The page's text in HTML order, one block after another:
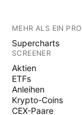
MEHR ALS EIN
Supercharts
SCREENER
Aktien
ETFs
Anleihen
Krypto-Coins
CEX-Paare